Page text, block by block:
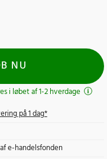
NU
i løbet af 1-2 hverdage
på 1 dag*
e-handelsfonden